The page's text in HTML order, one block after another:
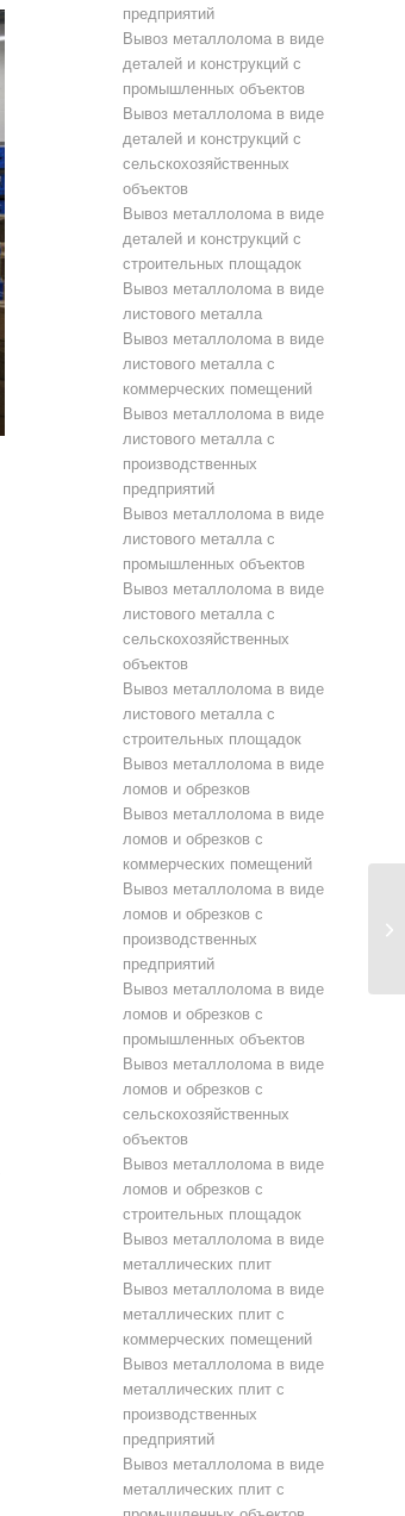
предприятий
Вывоз металлолома в виде
деталей и конструкций с
промышленных объектов
Вывоз металлолома в виде
деталей и конструкций с
сельскохозяйственных
объектов
Вывоз металлолома в виде
деталей и конструкций с
строительных площадок
Вывоз металлолома в виде
листового металла
Вывоз металлолома в виде
листового металла с
коммерческих помещений
Вывоз металлолома в виде
листового металла с
производственных
предприятий
Вывоз металлолома в виде
листового металла с
промышленных объектов
Вывоз металлолома в виде
листового металла с
сельскохозяйственных
объектов
Вывоз металлолома в виде
листового металла с
строительных площадок
Вывоз металлолома в виде
ломов и обрезков
Вывоз металлолома в виде
ломов и обрезков с
коммерческих помещений
Вывоз металлолома в виде
ломов и обрезков с
производственных
предприятий
Вывоз металлолома в виде
ломов и обрезков с
промышленных объектов
Вывоз металлолома в виде
ломов и обрезков с
сельскохозяйственных
объектов
Вывоз металлолома в виде
ломов и обрезков с
строительных площадок
Вывоз металлолома в виде
металлических плит
Вывоз металлолома в виде
металлических плит с
коммерческих помещений
Вывоз металлолома в виде
металлических плит с
производственных
предприятий
Вывоз металлолома в виде
металлических плит с